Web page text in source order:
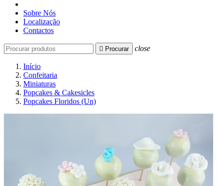
Sobre Nós
Localização
Contactos
 Procurar close
Início
Confeitaria
Miniaturas
Popcakes & Cakesicles
Popcakes Floridos (Un)